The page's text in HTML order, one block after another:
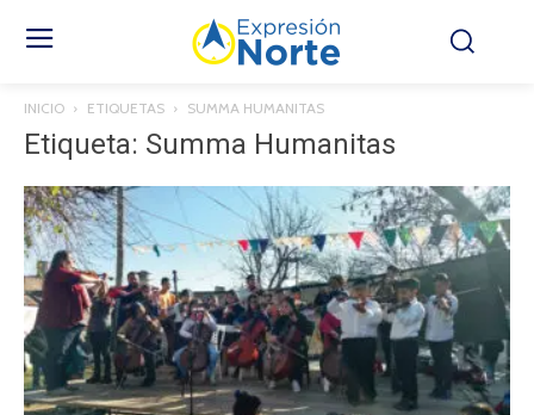
INICIO ETIQUETAS SUMMA HUMANITAS
Etiqueta: Summa Humanitas